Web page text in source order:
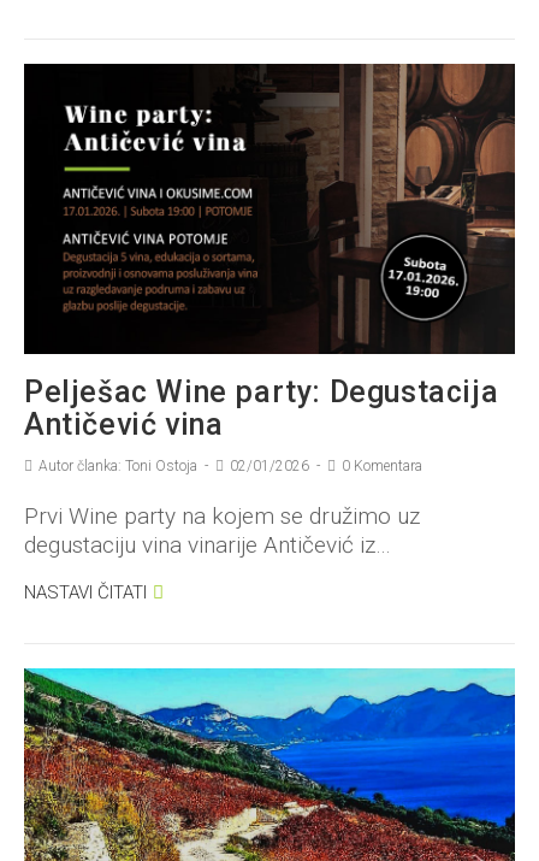
Pelješac Wine party: Degustacija
Antičević vina
Autor članka: Toni Ostoja 02/01/2026 0 Komentara
Prvi Wine party na kojem se družimo uz
degustaciju vina vinarije Antičević iz…
NASTAVI ČITATI